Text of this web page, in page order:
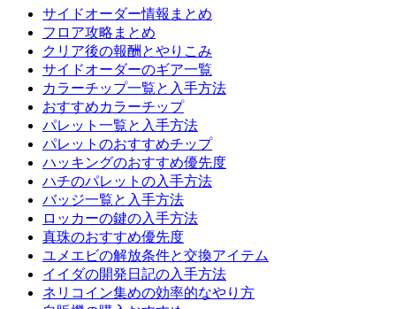
サイドオーダー情報まとめ
フロア攻略まとめ
クリア後の報酬とやりこみ
サイドオーダーのギア一覧
カラーチップ一覧と入手方法
おすすめカラーチップ
パレット一覧と入手方法
パレットのおすすめチップ
ハッキングのおすすめ優先度
ハチのパレットの入手方法
バッジ一覧と入手方法
ロッカーの鍵の入手方法
真珠のおすすめ優先度
ユメエビの解放条件と交換アイテム
イイダの開発日記の入手方法
ネリコイン集めの効率的なやり方